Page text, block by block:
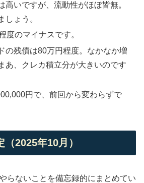
高いですが、流動性がほぼ皆無。
しょう。
度のマイナスです。
の残債は80万円程度。なかなか増
あ、クレカ積立分が大きいのです
円で、前回から変わらずで
2025年10月）
らないことを備忘録的にまとめてい